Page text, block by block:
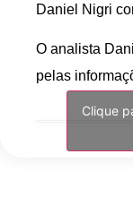
Daniel Nigri
O analista
pelas
Clique